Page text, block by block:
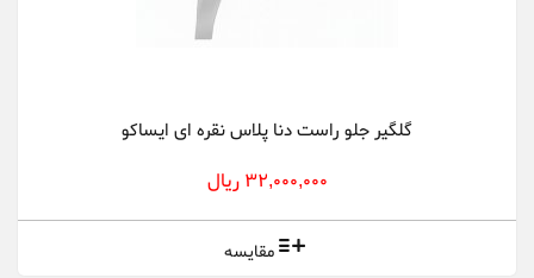
گلگیر جلو راست دنا پلاس نقره ای ایساکو
32,000,000 ریال
مقایسه